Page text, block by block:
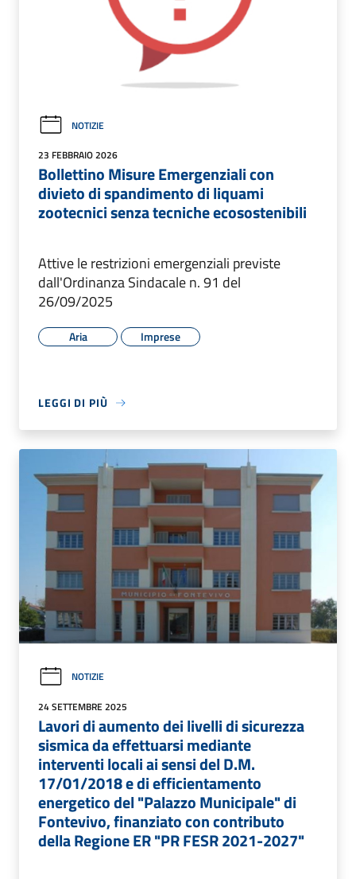
NOTIZIE
23 FEBBRAIO 2026
Bollettino Misure Emergenziali con
divieto di spandimento di liquami
zootecnici senza tecniche ecosostenibili
Attive le restrizioni emergenziali previste
dall'Ordinanza Sindacale n. 91 del
26/09/2025
Aria Imprese
LEGGI DI PIÙ
NOTIZIE
24 SETTEMBRE 2025
Lavori di aumento dei livelli di sicurezza
sismica da effettuarsi mediante
interventi locali ai sensi del D.M.
17/01/2018 e di efficientamento
energetico del "Palazzo Municipale" di
Fontevivo, finanziato con contributo
della Regione ER "PR FESR 2021-2027"